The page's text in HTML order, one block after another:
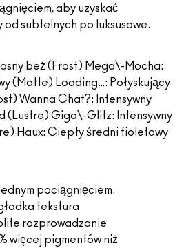
aby uzyskać
subtelnych po luksusowe.
beż (Frost) Mega\-Mocha:
(Matte) Loading…: Połyskujący
Wanna Chat?: Intensywny
(Lustre) Giga\-Glitz: Intensywny
Haux: Ciepły średni fioletowy
pociągnięciem.
tekstura
rozprowadzanie
więcej pigmentów niż